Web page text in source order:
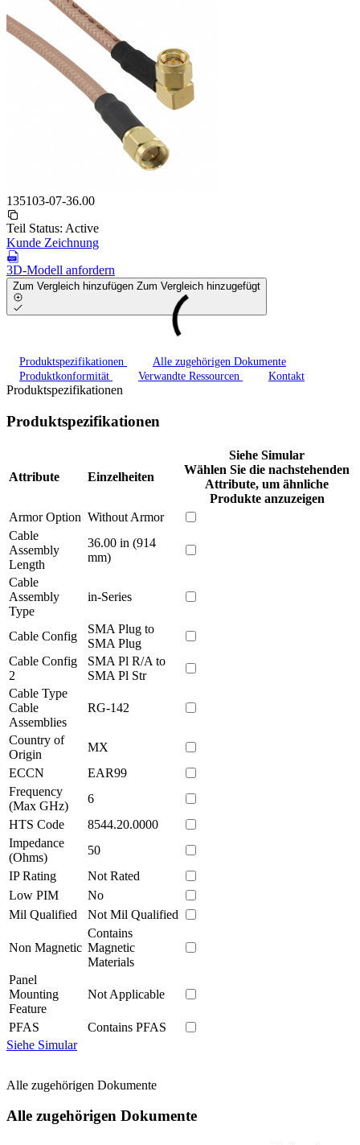
135103-07-36.00
Teil Status: Active
Kunde Zeichnung
3D-Modell anfordern
Zum Vergleich hinzufügen Zum Vergleich hinzugefügt
Produktspezifikationen
Alle zugehörigen Dokumente
Produktkonformität
Verwandte Ressourcen Kontakt
Produktspezifikationen
Produktspezifikationen
Attribute Einzelheiten
Siehe Simular
Wählen Sie die nachstehenden
Attribute, um ähnliche
Produkte anzuzeigen
Armor Option Without Armor
Cable
Assembly
Length
36.00 in (914
mm)
Cable
Assembly
Type
in-Series
Cable Config
SMA Plug to
SMA Plug
Cable Config
2
SMA Pl R/A to
SMA Pl Str
Cable Type
Cable
Assemblies
RG-142
Country of
Origin
MX
ECCN
EAR99
Frequency
(Max GHz)
6
HTS Code
8544.20.0000
Impedance
(Ohms)
50
IP Rating
Not Rated
Low PIM
No
Mil Qualified
Not Mil Qualified
Non Magnetic
Contains
Magnetic
Materials
Panel
Mounting
Feature
Not Applicable
PFAS
Contains PFAS
Siehe Simular
Alle zugehörigen Dokumente
Alle zugehörigen Dokumente